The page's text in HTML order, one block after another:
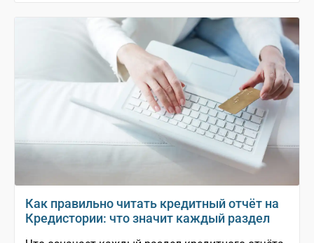
Как правильно читать кредитный отчёт на
Кредистории: что значит каждый раздел